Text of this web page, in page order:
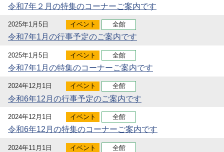
令和7年２月の特集のコーナーご案内です
2025年1月5日 イベント 全館
令和7年1月の行事予定のご案内です
2025年1月5日 イベント 全館
令和7年1月の特集のコーナーご案内です
2024年12月1日 イベント 全館
令和6年12月の行事予定のご案内です
2024年12月1日 イベント 全館
令和6年12月の特集のコーナーご案内です
2024年11月1日 イベント 全館